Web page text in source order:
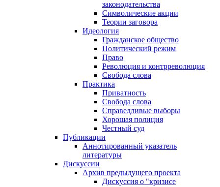
законодательства
Символические акции
Теории заговора
Идеология
Гражданское общество
Политический режим
Право
Революция и контрреволюция
Свобода слова
Практика
Приватность
Свобода слова
Справедливые выборы
Хорошая полиция
Честный суд
Публикации
Аннотированный указатель
литературы
Дискуссии
Архив предыдущего проекта
Дискуссия о "кризисе